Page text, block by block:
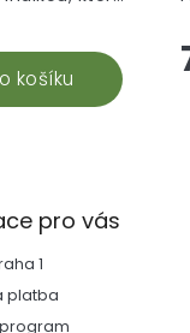
košíku
složení.
blízké
7
kapitolu o
pro vás
1
platba